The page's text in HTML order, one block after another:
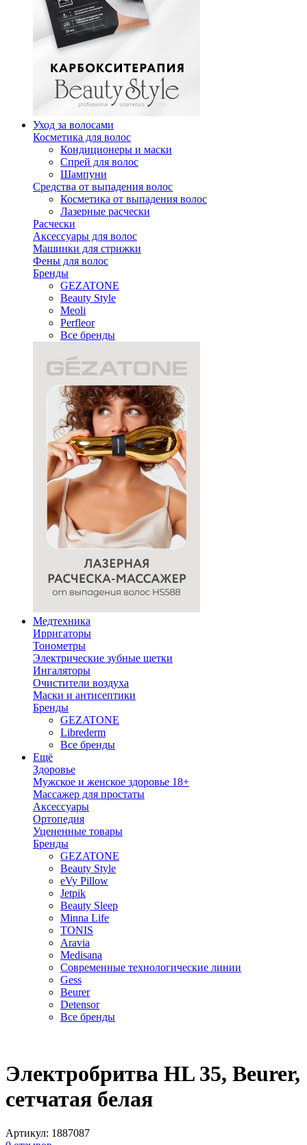
Уход за волосами
Косметика для волос
Кондиционеры и маски
Спрей для волос
Шампуни
Средства от выпадения волос
Косметика от выпадения волос
Лазерные расчески
Расчески
Аксессуары для волос
Машинки для стрижки
Фены для волос
Бренды
GEZATONE
Beauty Style
Meoli
Perfleor
Все бренды
Медтехника
Ирригаторы
Тонометры
Электрические зубные щетки
Ингаляторы
Очистители воздуха
Маски и антисептики
Бренды
GEZATONE
Librederm
Все бренды
Ещё
Здоровье
Мужское и женское здоровье 18+
Массажер для простаты
Аксессуары
Ортопедия
Уцененные товары
Бренды
GEZATONE
Beauty Style
eVy Pillow
Jetpik
Beauty Sleep
Minna Life
TONIS
Aravia
Medisana
Современные технологические линии
Gess
Beurer
Detensor
Все бренды
Электробритва HL 35, Beurer,
сетчатая белая
Артикул: 1887087